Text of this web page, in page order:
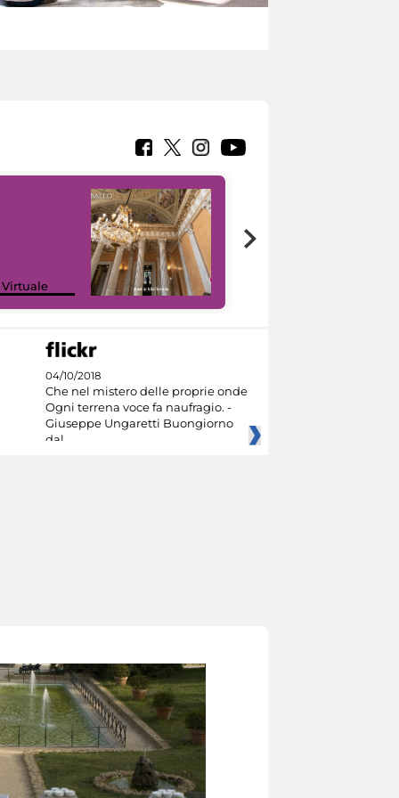
Virtuale
04/10/2018
Che nel mistero delle proprie onde
Ogni terrena voce fa naufragio. -
Giuseppe Ungaretti Buongiorno
dal